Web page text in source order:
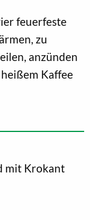
feuerfeste
zu
anzünden
Kaffee
mit Krokant